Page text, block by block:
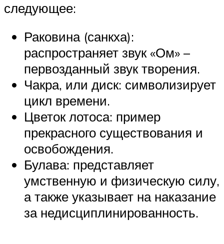
следующее:
Раковина (санкха):
распространяет звук «Ом» –
первозданный звук творения.
Чакра, или диск: символизирует
цикл времени.
Цветок лотоса: пример
прекрасного существования и
освобождения.
Булава: представляет
умственную и физическую силу,
а также указывает на наказание
за недисциплинированность.